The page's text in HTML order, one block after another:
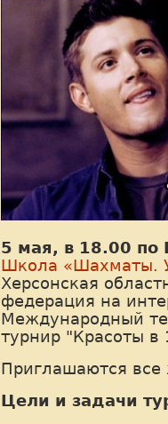
5 мая, в 18.00 по
Школа «Шахматы.
Херсонская
федерация на
Международный
турнир "Красоты в
Приглашаются
Цели и задачи